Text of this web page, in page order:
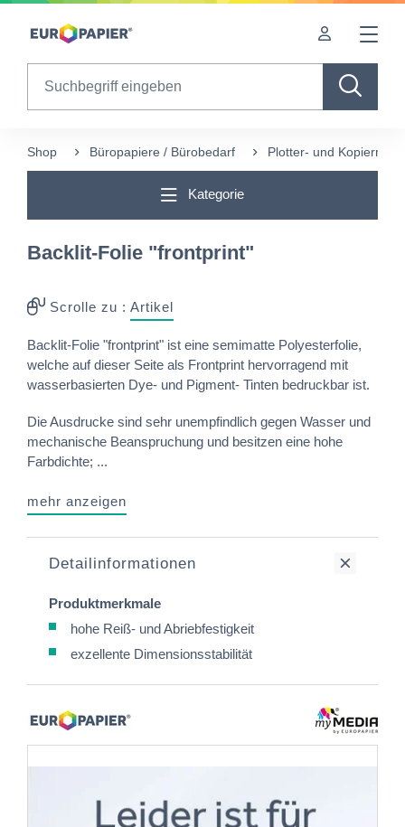
Table Of Content
Diese Produkte könnten Sie auch interessieren
Shop Büropapiere / Bürobedarf Plotter- und
Kategorie
Backlit-Folie "frontprint"
Scrolle zu : Artikel
Backlit-Folie "frontprint" ist eine semimatte Polyesterfolie,
welche auf dieser Seite als Frontprint hervorragend mit
wasserbasierten Dye- und Pigment- Tinten bedruckbar ist.
Die Ausdrucke sind sehr unempfindlich gegen Wasser und
mechanische Beanspruchung und besitzen eine hohe
Farbdichte; ...
mehr anzeigen
Detailinformationen
Produktmerkmale
hohe Reiß- und Abriebfestigkeit
exzellente Dimensionsstabilität